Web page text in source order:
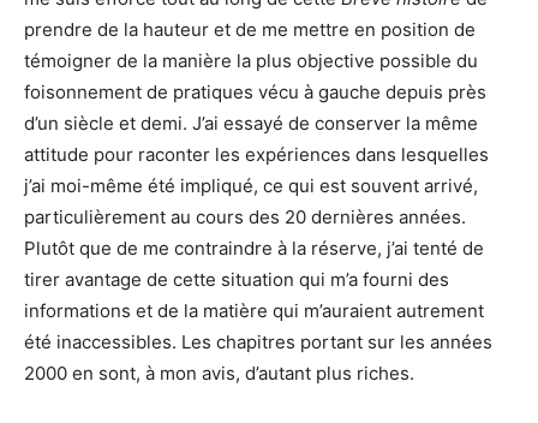
prendre de la hauteur et de me mettre en position de
témoigner de la manière la plus objective possible du
foisonnement de pratiques vécu à gauche depuis près
d’un siècle et demi. J’ai essayé de conserver la même
attitude pour raconter les expériences dans lesquelles
j’ai moi-même été impliqué, ce qui est souvent arrivé,
particulièrement au cours des 20 dernières années.
Plutôt que de me contraindre à la réserve, j’ai tenté de
tirer avantage de cette situation qui m’a fourni des
informations et de la matière qui m’auraient autrement
été inaccessibles. Les chapitres portant sur les années
2000 en sont, à mon avis, d’autant plus riches.